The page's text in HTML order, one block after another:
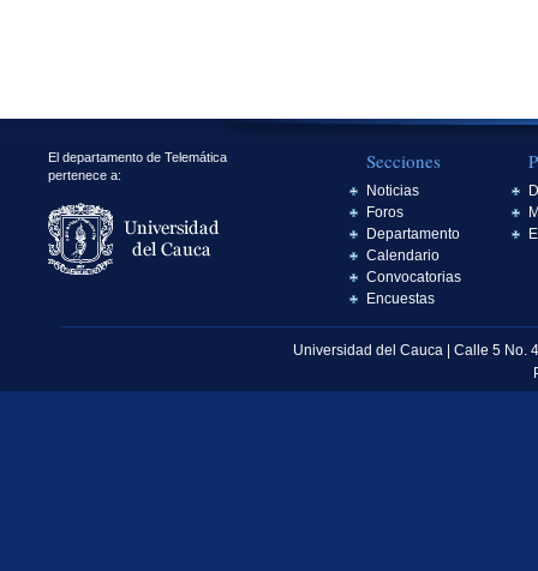
El departamento de Telemática
pertenece a:
Secciones
Noticias
Foros
Departamento
Calendario
Convocatorias
Encuestas
Universidad del Cauca | Calle 5 No.